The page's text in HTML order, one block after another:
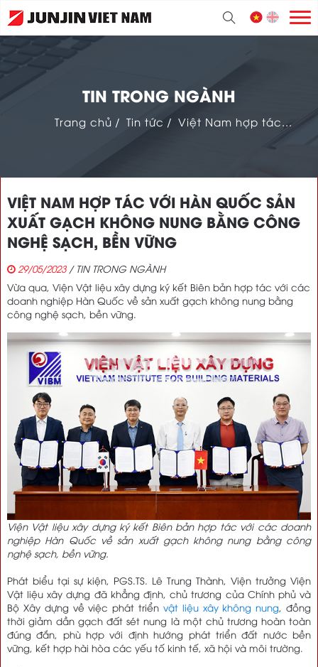
TIN TRONG NGÀNH
Trang chủ / Tin tức / Việt Nam hợp tác...
VIỆT NAM HỢP TÁC VỚI HÀN QUỐC SẢN
XUẤT GẠCH KHÔNG NUNG BẰNG CÔNG
NGHỆ SẠCH, BỀN VỮNG
29/05/2023 / TIN TRONG NGÀNH
Vừa qua, Viện Vật liệu xây dựng ký kết Biên bản hợp tác với các
doanh nghiệp Hàn Quốc về sản xuất gạch không nung bằng
công nghệ sạch, bền vững.
Viện Vật liệu xây dựng ký kết Biên bản hợp tác với các doanh
nghiệp Hàn Quốc về sản xuất gạch không nung bằng công
nghệ sạch, bền vững.
Phát biểu tại sự kiện, PGS.TS. Lê Trung Thành, Viện trưởng Viện
Vật liệu xây dựng đã khẳng định, chủ trương của Chính phủ và
Bộ Xây dựng về việc phát triển vật liệu xây không nung, đồng
thời giảm dần gạch đất sét nung là một chủ trương hoàn toàn
đúng đắn, phù hợp với định hướng phát triển đất nước bền
vững, kết hợp hài hòa các yếu tố kinh tế, xã hội và môi trường.